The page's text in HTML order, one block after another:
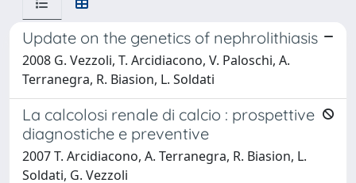
Update on the genetics of nephrolithiasis
2008 G. Vezzoli, T. Arcidiacono, V. Paloschi, A.
Terranegra, R. Biasion, L. Soldati
La calcolosi renale di calcio : prospettive
diagnostiche e preventive
2007 T. Arcidiacono, A. Terranegra, R. Biasion, L.
Soldati, G. Vezzoli